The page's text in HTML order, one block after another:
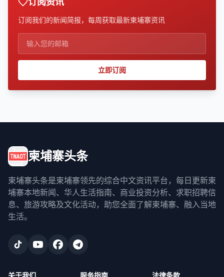
订阅我们的新闻简报，每周获取最新柬埔寨资讯
立即订阅
柬埔寨头条
柬埔寨头条是柬埔寨领先的综合中文资讯平台，每日更新柬
埔寨本地新闻、华人生活指南、商业投资分析、求职招聘信
息、旅游攻略及文化活动，助您全面了解柬埔寨、融入当地
生活。
关于我们 服务指南 法律条款